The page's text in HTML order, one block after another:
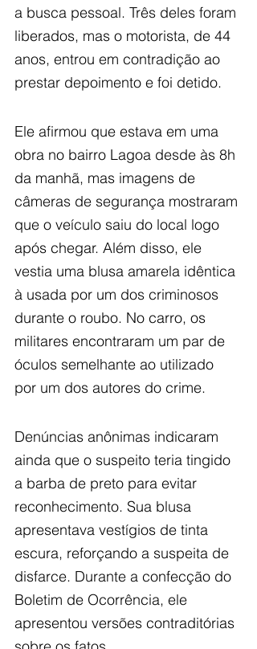
a busca pessoal. Três deles foram
liberados, mas o motorista, de 44
anos, entrou em contradição ao
prestar depoimento e foi detido.
Ele afirmou que estava em uma
obra no bairro Lagoa desde às 8h
da manhã, mas imagens de
câmeras de segurança mostraram
que o veículo saiu do local logo
após chegar. Além disso, ele
vestia uma blusa amarela idêntica
à usada por um dos criminosos
durante o roubo. No carro, os
militares encontraram um par de
óculos semelhante ao utilizado
por um dos autores do crime.
Denúncias anônimas indicaram
ainda que o suspeito teria tingido
a barba de preto para evitar
reconhecimento. Sua blusa
apresentava vestígios de tinta
escura, reforçando a suspeita de
disfarce. Durante a confecção do
Boletim de Ocorrência, ele
apresentou versões contraditórias